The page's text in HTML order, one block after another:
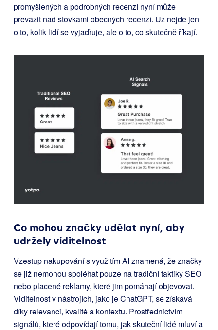
promyšlených a podrobných recenzí nyní může
převážit nad stovkami obecných recenzí. Už nejde jen
o to, kolik lidí se vyjadřuje, ale o to, co skutečně říkají.
Co mohou značky udělat nyní, aby
udržely viditelnost
Vzestup nakupování s využitím AI znamená, že značky
se již nemohou spoléhat pouze na tradiční taktiky SEO
nebo placené reklamy, které jim pomáhají objevovat.
Viditelnost v nástrojích, jako je ChatGPT, se získává
díky relevanci, kvalitě a kontextu. Prostřednictvím
signálů, které odpovídají tomu, jak skuteční lidé mluví a